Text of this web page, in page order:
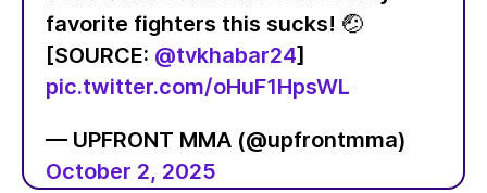
favorite fighters this sucks! 🤕
[SOURCE: @tvkhabar24]
pic.twitter.com/oHuF1HpsWL
— UPFRONT MMA (@upfrontmma)
October 2, 2025